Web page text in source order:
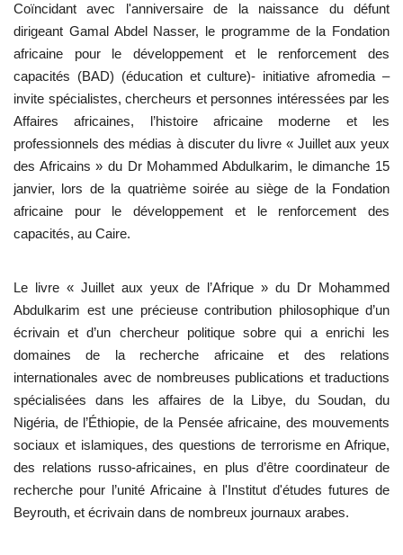
Équipe de travail
Les pionniers
Le citoyen mondial
Documents
L'exposition
Gallery
Nos Partenaires
opportunités
Language
English Swahili español
French Arabic
Coïncidant avec l'anniversaire de la naissance du défunt
dirigeant Gamal Abdel Nasser, le programme de la Fondation
africaine pour le développement et le renforcement des
capacités (BAD) (éducation et culture)- initiative afromedia –
invite spécialistes, chercheurs et personnes intéressées par les
Affaires africaines, l’histoire africaine moderne et les
professionnels des médias à discuter du livre « Juillet aux yeux
des Africains » du Dr Mohammed Abdulkarim, le dimanche 15
janvier, lors de la quatrième soirée au siège de la Fondation
africaine pour le développement et le renforcement des
capacités, au Caire.
Le livre « Juillet aux yeux de l’Afrique » du Dr Mohammed
Abdulkarim est une précieuse contribution philosophique d’un
écrivain et d’un chercheur politique sobre qui a enrichi les
domaines de la recherche africaine et des relations
internationales avec de nombreuses publications et traductions
spécialisées dans les affaires de la Libye, du Soudan, du
Nigéria, de l’Éthiopie, de la Pensée africaine, des mouvements
sociaux et islamiques, des questions de terrorisme en Afrique,
des relations russo-africaines, en plus d’être coordinateur de
recherche pour l’unité Africaine à l'Institut d'études futures de
Beyrouth, et écrivain dans de nombreux journaux arabes.